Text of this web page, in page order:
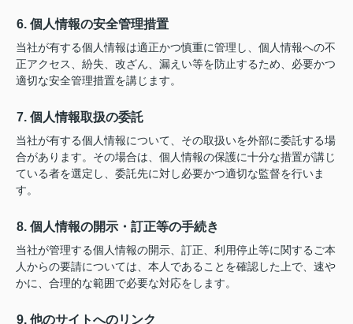
6. 個人情報の安全管理措置
当社が有する個人情報は適正かつ慎重に管理し、個人情報への不
正アクセス、紛失、改ざん、漏えい等を防止するため、必要かつ
適切な安全管理措置を講じます。
7. 個人情報取扱の委託
当社が有する個人情報について、その取扱いを外部に委託する場
合があります。その場合は、個人情報の保護に十分な措置が講じ
ている者を選定し、委託先に対し必要かつ適切な監督を行いま
す。
8. 個人情報の開示・訂正等の手続き
当社が管理する個人情報の開示、訂正、利用停止等に関するご本
人からの要請については、本人であることを確認した上で、速や
かに、合理的な範囲で必要な対応をします。
9. 他のサイトへのリンク